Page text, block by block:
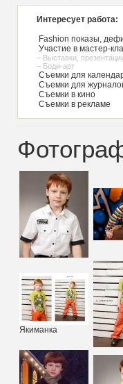
Интересует работа:
Fashion показы,
Участие в мастер-
– Выставки,
– Боди-арт
Съемки для
Съемки для
Съемки в кино
Съемки в рекламе
Якиманка